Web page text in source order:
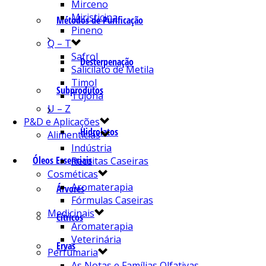
Métodos de Purificação
Desterpenação
Subprodutos
Hidrolatos
Óleos Essenciais
Árvores
Cítricos
Ervas
Mirceno
Miristicina
Pineno
Q – T
Safrol
Salicilato de Metila
Timol
Tujona
U – Z
P&D e Aplicações
Alimentícias
Indústria
Receitas Caseiras
Cosméticas
Aromaterapia
Fórmulas Caseiras
Medicinais
Aromaterapia
Veterinária
Perfumaria